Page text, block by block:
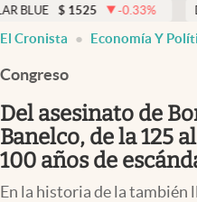
Economía y Política
Finanzas y Mercados
Mercados Online
Negocios
Columnistas
-0.33% DÓLAR
El Cronista Economía Y
Congreso
Del asesinato de
Banelco, de la 125
100 años de
En la historia de la también